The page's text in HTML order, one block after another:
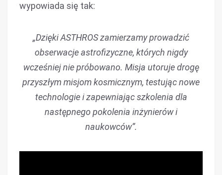
wypowiada się tak:
„Dzięki ASTHROS zamierzamy prowadzić
obserwacje astrofizyczne, których nigdy
wcześniej nie próbowano. Misja utoruje drogę
przyszłym misjom kosmicznym, testując nowe
technologie i zapewniając szkolenia dla
następnego pokolenia inżynierów i
naukowców”.